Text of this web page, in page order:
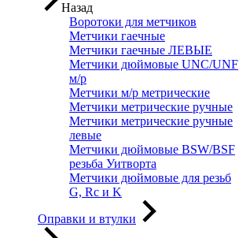
Назад
Воротоки для метчиков
Метчики гаечные
Метчики гаечные ЛЕВЫЕ
Метчики дюймовые UNC/UNF
м/р
Метчики м/р метрические
Метчики метрические ручные
Метчики метрические ручные
левые
Метчики дюймовые BSW/BSF
резьба Уитворта
Метчики дюймовые для резьб
G, Rc и K
Оправки и втулки